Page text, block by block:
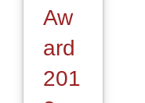
Aw
ard
201